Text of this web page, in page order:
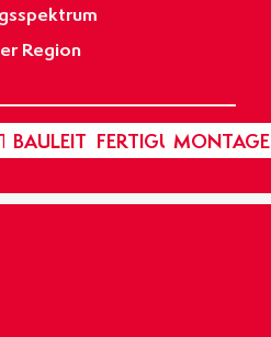
Region
BAULEITUNGFERTIGUNGMONTAGE